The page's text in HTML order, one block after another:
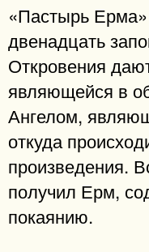
«Пастырь
двенадцать
Откровения
являющейся в
Ангелом,
откуда
произведения.
получил Ерм,
покаянию.